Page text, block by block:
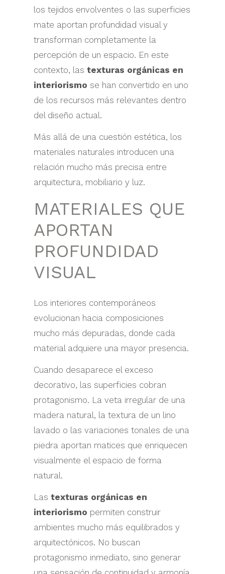
los tejidos envolventes o las superficies
mate aportan profundidad visual y
transforman completamente la
percepción de un espacio. En este
contexto, las texturas orgánicas en
interiorismo se han convertido en uno
de los recursos más relevantes dentro
del diseño actual.
Más allá de una cuestión estética, los
materiales naturales introducen una
relación mucho más precisa entre
arquitectura, mobiliario y luz.
MATERIALES QUE
APORTAN
PROFUNDIDAD
VISUAL
Los interiores contemporáneos
evolucionan hacia composiciones
mucho más depuradas, donde cada
material adquiere una mayor presencia.
Cuando desaparece el exceso
decorativo, las superficies cobran
protagonismo. La veta irregular de una
madera natural, la textura de un lino
lavado o las variaciones tonales de una
piedra aportan matices que enriquecen
visualmente el espacio de forma
natural.
Las texturas orgánicas en
interiorismo permiten construir
ambientes mucho más equilibrados y
arquitectónicos. No buscan
protagonismo inmediato, sino generar